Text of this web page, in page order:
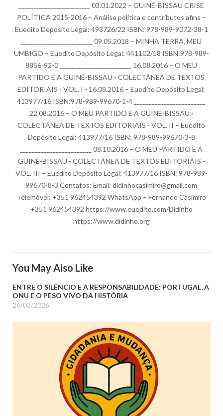
________________________ 03.01.2022 – GUINÉ-BISSAU CRISE
POLÍTICA 2015-2016 – Análise política e contributos afins –
Euedito Depósito Legal: 493726/22 ISBN: 978-989-9072-38-1
________________________ 09.05.2018 – MINHA TERRA, MEU
UMBIGO – Euedito Depósito Legal: 441102/18 ISBN:978-989-
8856-92-0 ________________________ 16.08.2016 – O MEU
PARTIDO É A GUINÉ-BISSAU - COLECTÂNEA DE TEXTOS
EDITORIAIS - VOL. I - 16.08.2016 – Euedito Depósito Legal:
413977/16 ISBN:978-989-99670-1-4 ________________________
22.08.2016 – O MEU PARTIDO É A GUINÉ-BISSAU -
COLECTÂNEA DE TEXTOS EDITORIAIS - VOL. II – Euedito
Depósito Legal: 413977/16 ISBN: 978-989-99670-3-8
________________________ 08.10.2016 – O MEU PARTIDO É A
GUINÉ-BISSAU - COLECTÂNEA DE TEXTOS EDITORIAIS -
VOL. III – Euedito Depósito Legal: 413977/16 ISBN: 978-989-
99670-8-3 Contatos: Email: didinhocasimiro@gmail.com
Telemóvel: +351 962454392 WhatsApp – Fernando Casimiro
+351 962454392 https://www.euedito.com/Didinho
https://www.didinho.org
You May Also Like
ENTRE O SILÊNCIO E A RESPONSABILIDADE: PORTUGAL, A
ONU E O PESO VIVO DA HISTÓRIA
26/03/2026